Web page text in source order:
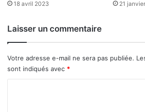
18 avril 2023 21
Laisser un commentaire
Votre adresse e-mail ne sera pas publiée.
sont indiqués avec *